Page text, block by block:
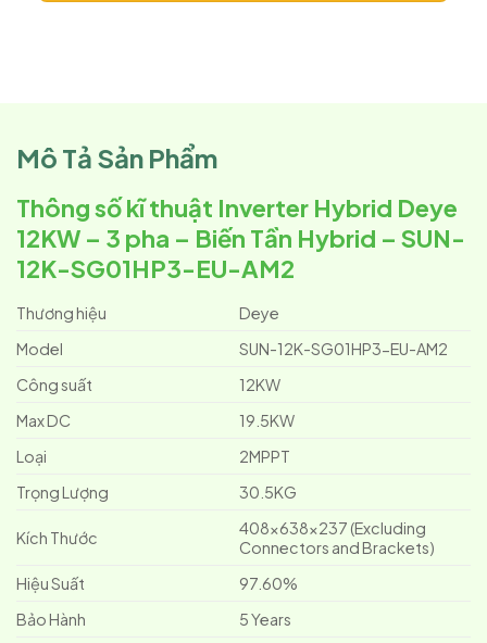
Mô Tả Sản Phẩm
Thông số kĩ thuật Inverter Hybrid Deye
12KW – 3 pha – Biến Tần Hybrid – SUN-
12K-SG01HP3-EU-AM2
Thương hiệu
Deye
Model
SUN-12K-SG01HP3-EU-AM2
Công suất
12KW
Max DC
19.5KW
Loại
2MPPT
Trọng Lượng
30.5KG
Kích Thước
408×638×237 (Excluding
Connectors and Brackets)
Hiệu Suất
97.60%
Bảo Hành
5 Years